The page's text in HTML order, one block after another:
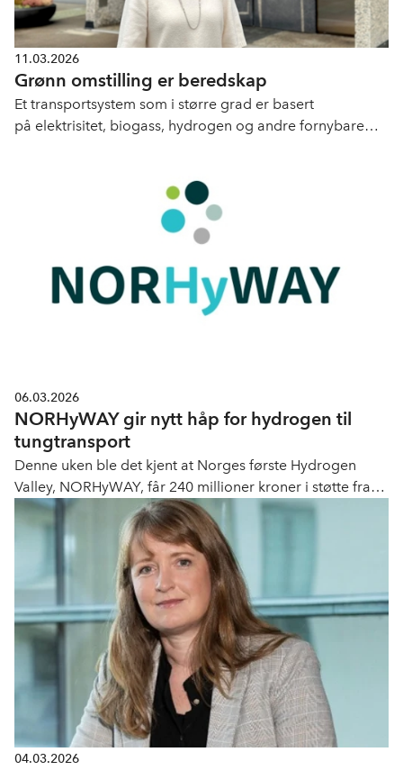
11.03.2026
Grønn omstilling er beredskap
Et transportsystem som i større grad er basert
på elektrisitet, biogass, hydrogen og andre fornybare
06.03.2026
NORHyWAY gir nytt håp for hydrogen til
tungtransport
Denne uken ble det kjent at Norges første Hydrogen
Valley, NORHyWAY, får 240 millioner kroner i støtte fra
EU til å utvikle en helhetlig verdikjede for hydrogen i
Norge. Det innebærer både produksjon, distribusjon og
bruk av hydrogen. Bruksområdene er flere, blant annet
industri, maritim transport og tungtransport.
04.03.2026